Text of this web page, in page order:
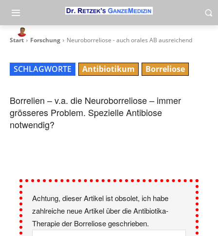
Start Forschung Neuroborreliose - auch orales AB ausreichend
Neuroborreliose – auch orales AB
ausreichend
SCHLAGWORTE Antibiotikum Borreliose
Borrelien – v.a. die Neuroborreliose – immer
grösseres Problem. Spezielle Antibiose
notwendig?
Achtung, dieser Artikel ist obsolet, ich habe
zahlreiche neue Artikel über die Antibiotika-
Therapie der Borreliose geschrieben.